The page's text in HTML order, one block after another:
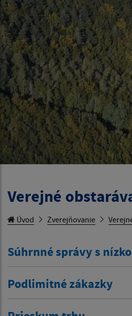
Verejné
Úvod Zverejňovanie
Súhrnné správy s
Podlimitné zákazky